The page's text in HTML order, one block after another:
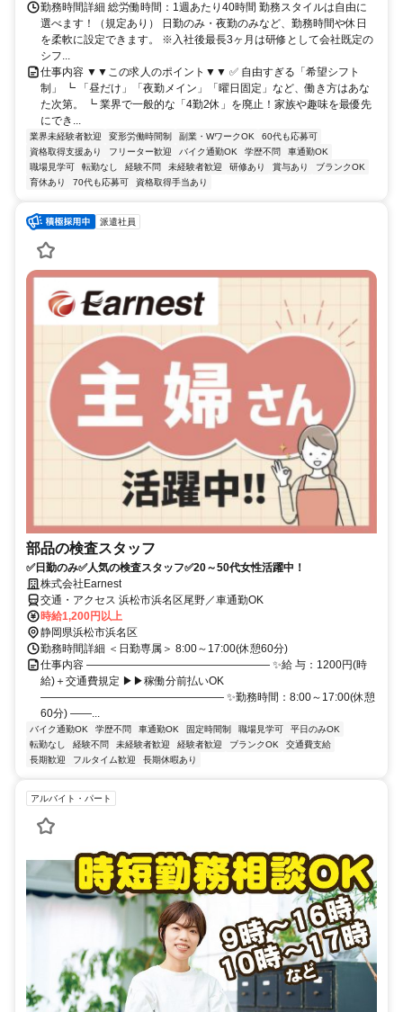
勤務時間詳細 総労働時間：1週あたり40時間 勤務スタイルは自由に
選べます！（規定あり） 日勤のみ・夜勤のみなど、勤務時間や休日
を柔軟に設定できます。 ※入社後最長3ヶ月は研修として会社既定の
シフ...
仕事内容 ▼▼この求人のポイント▼▼ ✅ 自由すぎる「希望シフト
制」 ┗ 「昼だけ」「夜勤メイン」「曜日固定」など、働き方はあな
た次第。 ┗ 業界で一般的な「4勤2休」を廃止！家族や趣味を最優先
にでき...
業界未経験者歓迎 変形労働時間制 副業・WワークOK
60代も応募可
資格取得支援あり
フリーター歓迎 バイク通勤OK 学歴不問
車通勤OK
職場見学可
転勤なし 経験不問 未経験者歓迎 研修あり 賞与あり
ブランクOK
育休あり
70代も応募可 資格取得手当あり
派遣社員
部品の検査スタッフ
✅日勤のみ✅人気の検査スタッフ✅20～50代女性活躍中！
株式会社Earnest
交通・アクセス 浜松市浜名区尾野／車通勤OK
時給1,200円以上
静岡県浜松市浜名区
勤務時間詳細 ＜日勤専属＞ 8:00～17:00(休憩60分)
仕事内容 ――――――――――――――――― ✨給 与：1200円(時
給)＋交通費規定 ▶▶稼働分前払いOK
――――――――――――――――― ✨勤務時間：8:00～17:00(休憩
60分) ――...
バイク通勤OK 学歴不問 車通勤OK 固定時間制 職場見学可
平日のみOK
転勤なし
経験不問 未経験者歓迎 経験者歓迎 ブランクOK
交通費支給
長期歓迎
フルタイム歓迎 長期休暇あり
アルバイト・パート